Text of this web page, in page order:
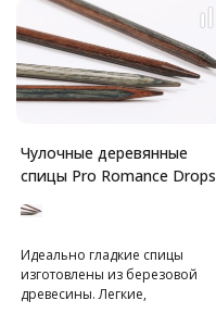
Чулочные деревянные
спицы Pro Romance Drops
Идеально гладкие спицы
изготовлены из березовой
древесины. Легкие,